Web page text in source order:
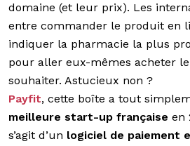
domaine (et leur prix). Les
entre commander le produit en
indiquer la pharmacie la plus
pour aller eux-mêmes acheter
souhaiter. Astucieux non ?
Payfit, cette boîte a tout
meilleure start-up française en
s’agit d’un logiciel de paiement